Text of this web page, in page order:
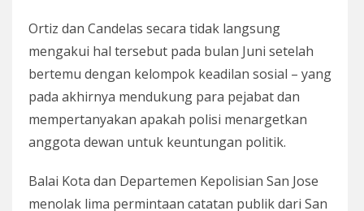
Ortiz dan Candelas secara tidak langsung
mengakui hal tersebut pada bulan Juni setelah
bertemu dengan kelompok keadilan sosial – yang
pada akhirnya mendukung para pejabat dan
mempertanyakan apakah polisi menargetkan
anggota dewan untuk keuntungan politik.
Balai Kota dan Departemen Kepolisian San Jose
menolak lima permintaan catatan publik dari San